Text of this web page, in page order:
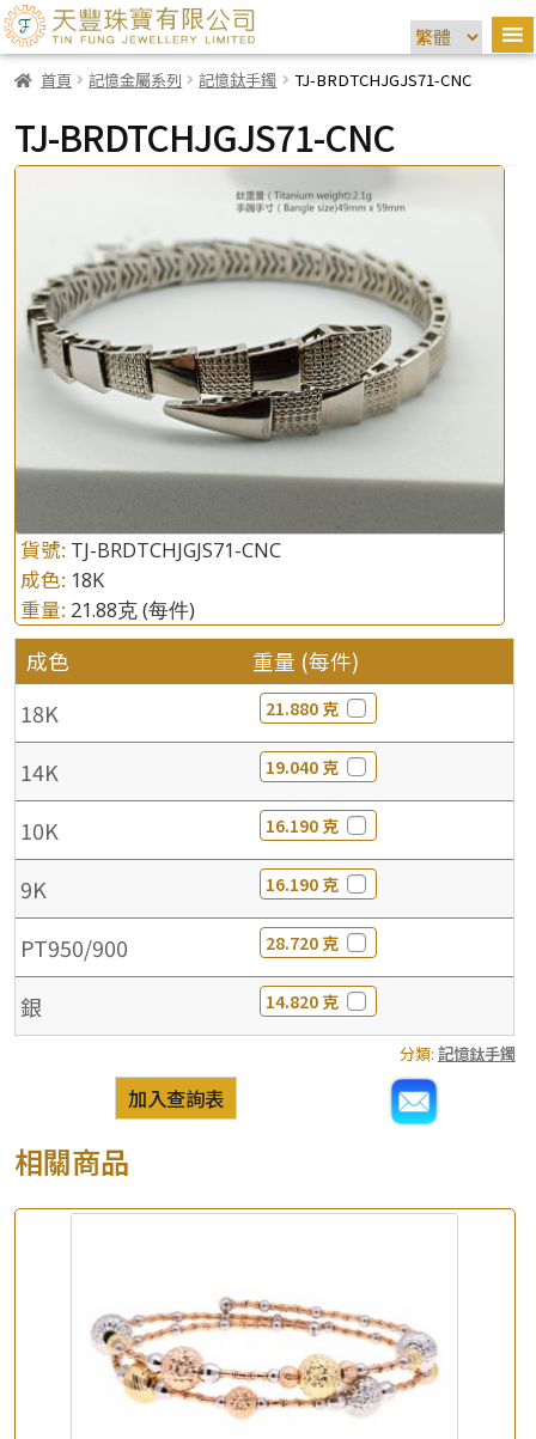
首頁 記憶金屬系列 記憶鈦手鐲 TJ-BRDTCHJGJS71-CNC
TJ-BRDTCHJGJS71-CNC
貨號: TJ-BRDTCHJGJS71-CNC
成色: 18K
重量: 21.88克(每件)
成色 重量 (每件)
18K 21.880 克
14K 19.040 克
10K 16.190 克
9K 16.190 克
PT950/900 28.720 克
銀 14.820 克
分類: 記憶鈦手鐲
加入查詢表
相關商品